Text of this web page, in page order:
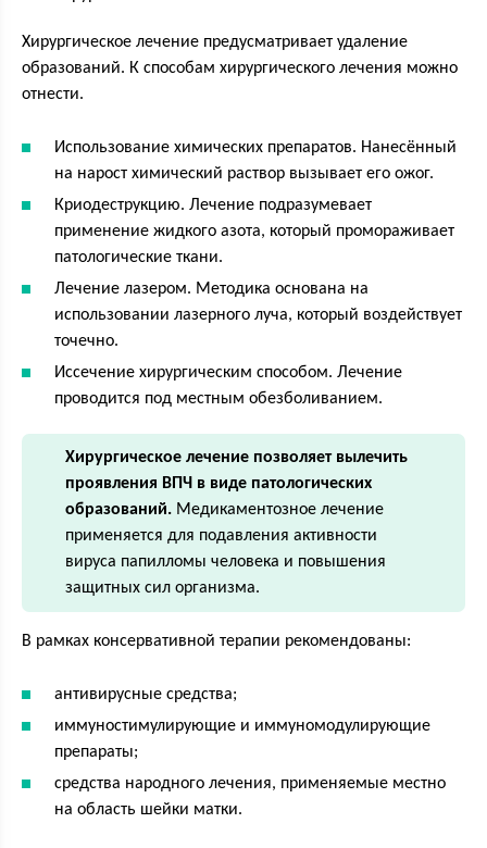
Хирургическое лечение предусматривает удаление
образований. К способам хирургического лечения можно
отнести.
Использование химических препаратов. Нанесённый
на нарост химический раствор вызывает его ожог.
Криодеструкцию. Лечение подразумевает
применение жидкого азота, который промораживает
патологические ткани.
Лечение лазером. Методика основана на
использовании лазерного луча, который воздействует
точечно.
Иссечение хирургическим способом. Лечение
проводится под местным обезболиванием.
Хирургическое лечение позволяет вылечить
проявления ВПЧ в виде патологических
образований. Медикаментозное лечение
применяется для подавления активности
вируса папилломы человека и повышения
защитных сил организма.
В рамках консервативной терапии рекомендованы:
антивирусные средства;
иммуностимулирующие и иммуномодулирующие
препараты;
средства народного лечения, применяемые местно
на область шейки матки.